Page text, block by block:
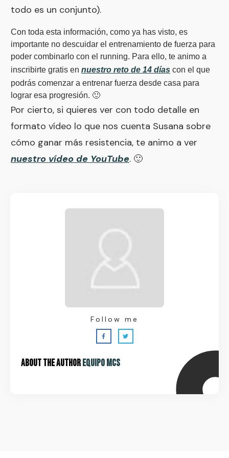
todo es un conjunto).
Con toda esta información, como ya has visto, es
importante no descuidar el entrenamiento de fuerza para
poder combinarlo con el running. Para ello, te animo a
inscribirte gratis en nuestro reto de 14 días con el que
podrás comenzar a entrenar fuerza desde casa para
lograr esa progresión. 🙂
Por cierto, si quieres ver con todo detalle en
formato vídeo lo que nos cuenta Susana sobre
cómo ganar más resistencia, te animo a ver
nuestro vídeo de YouTube. 🙂
About the AuthorEquipo MCS
Follow me